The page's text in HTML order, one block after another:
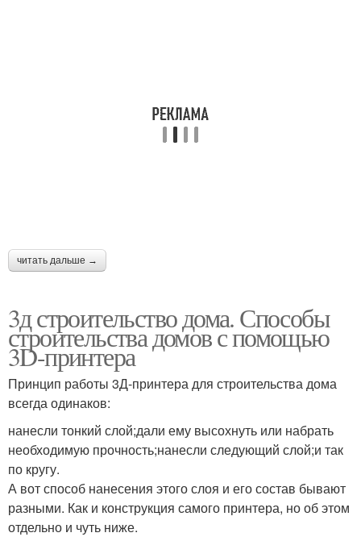
читать дальше →
3д строительство дома. Способы
строительства домов с помощью
3D-принтера
Принцип работы 3Д-принтера для строительства дома
всегда одинаков:
нанесли тонкий слой;дали ему высохнуть или набрать
необходимую прочность;нанесли следующий слой;и так
по кругу.
А вот способ нанесения этого слоя и его состав бывают
разными. Как и конструкция самого принтера, но об этом
отдельно и чуть ниже.